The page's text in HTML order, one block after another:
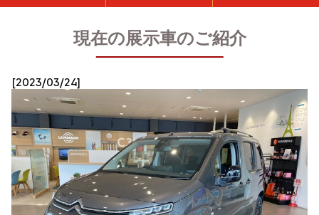
現在の展示車のご紹介
[2023/03/24]